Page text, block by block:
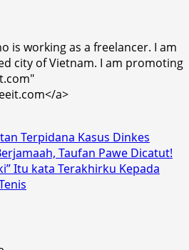
is working as a freelancer. I am
city of Vietnam. I am promoting
a>
Terpidana Kasus Dinkes
Taufan Pawe Dicatut!
Itu kata Terakhirku Kepada